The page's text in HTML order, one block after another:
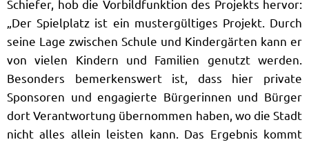
Schiefer, hob die Vorbildfunktion des Projekts hervor:
„Der Spielplatz ist ein mustergültiges Projekt. Durch
seine Lage zwischen Schule und Kindergärten kann er
von vielen Kindern und Familien genutzt werden.
Besonders bemerkenswert ist, dass hier private
Sponsoren und engagierte Bürgerinnen und Bürger
dort Verantwortung übernommen haben, wo die Stadt
nicht alles allein leisten kann. Das Ergebnis kommt